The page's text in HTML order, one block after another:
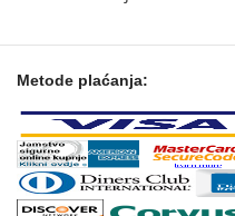
Metode plaćanja: